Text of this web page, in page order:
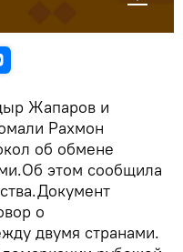
Жапаров и
Рахмон
об обмене
этом сообщила
о
двумя странами.